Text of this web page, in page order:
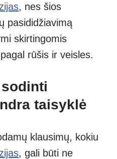
, nes šios
pasididžiavimą
skirtingomis
rūšis ir veisles.
taisyklė
klausimų, kokiu
, gali būti ne